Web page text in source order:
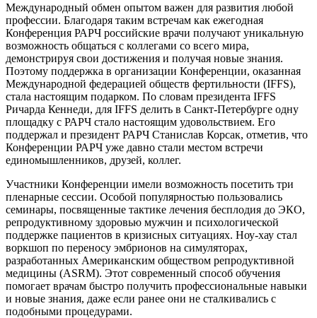
Международный обмен опытом важен для развития любой
профессии. Благодаря таким встречам как ежегодная
Конференция РАРЧ российские врачи получают уникальную
возможность общаться с коллегами со всего мира,
демонстрируя свои достижения и получая новые знания.
Поэтому поддержка в организации Конференции, оказанная
Международной федерацией обществ фертильности (IFFS),
стала настоящим подарком. По словам президента IFFS
Ричарда Кеннеди, для IFFS делить в Санкт-Петербурге одну
площадку c РАРЧ стало настоящим удовольствием. Его
поддержал и президент РАРЧ Станислав Корсак, отметив, что
Конференции РАРЧ уже давно стали местом встречи
единомышленников, друзей, коллег.
Участники Конференции имели возможность посетить три
пленарные сессии. Особой популярностью пользовались
семинары, посвященные тактике лечения бесплодия до ЭКО,
репродуктивному здоровью мужчин и психологической
поддержке пациентов в кризисных ситуациях. Ноу-хау стал
воркшоп по переносу эмбрионов на симуляторах,
разработанных Американским обществом репродуктивной
медицины (ASRM). Этот современный способ обучения
помогает врачам быстро получить профессиональные навыки
и новые знания, даже если ранее они не сталкивались с
подобными процедурами.